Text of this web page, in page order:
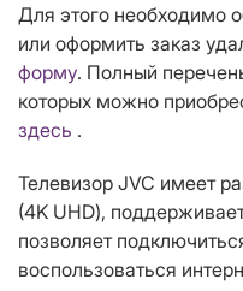
Для этого необходимо
или оформить заказ
форму. Полный
которых можно
здесь .
Телевизор JVC имеет
(4K UHD),
позволяет
воспользоваться